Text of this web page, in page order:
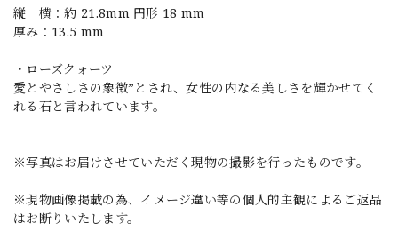
縦 横：約 21.8mm 円形 18 mm
厚み：13.5 mm
・ローズクォーツ
愛とやさしさの象徴”とされ、女性の内なる美しさを輝かせてく
れる石と言われています。
※写真はお届けさせていただく現物の撮影を行ったものです。
※現物画像掲載の為、イメージ違い等の個人的主観によるご返品
はお断りいたします。